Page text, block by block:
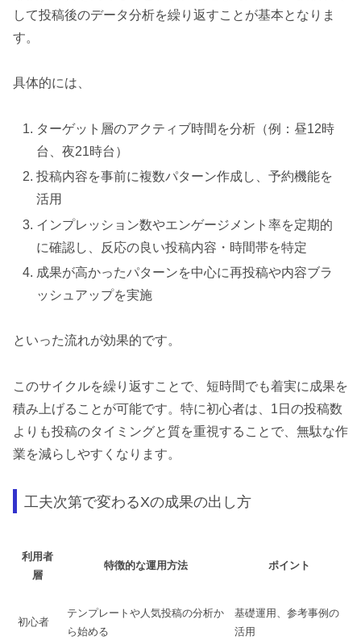
して投稿後のデータ分析を繰り返すことが基本となりま
す。
具体的には、
ターゲット層のアクティブ時間を分析（例：昼12時
台、夜21時台）
投稿内容を事前に複数パターン作成し、予約機能を
活用
インプレッション数やエンゲージメント率を定期的
に確認し、反応の良い投稿内容・時間帯を特定
成果が高かったパターンを中心に再投稿や内容ブラ
ッシュアップを実施
といった流れが効果的です。
このサイクルを繰り返すことで、短時間でも着実に成果を
積み上げることが可能です。特に初心者は、1日の投稿数
よりも投稿のタイミングと質を重視することで、無駄な作
業を減らしやすくなります。
工夫次第で変わるXの成果の出し方
利用者
層
特徴的な運用方法 ポイント
初心者
テンプレートや人気投稿の分析か
ら始める
基礎運用、参考事例の
活用